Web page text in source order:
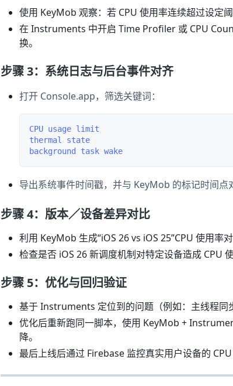
使用 KeyMob 观察：若 CPU 使用率连续超过设定
在 Instruments 中开启 Time Profiler 或 CPU
换。
步骤 3：系统日志与后台事件对齐
打开 Console.app，筛选关键词：
CPU usage limit
thermal state
导出系统事件时间戳，并与 KeyMob 的标记时间点
步骤 4：版本／设备差异对比
利用 KeyMob 生成“iOS 26 vs iOS 25”CPU 使用率
检查是否 iOS 26 新调度机制对特定设备造成 CPU 使
步骤 5：优化与回归验证
基于 Instruments 定位到的问题（例如：主线程同
优化后重新跑同一脚本，使用 KeyMob +
降。
最后上线后通过 Firebase 监控真实用户设备的 CPU